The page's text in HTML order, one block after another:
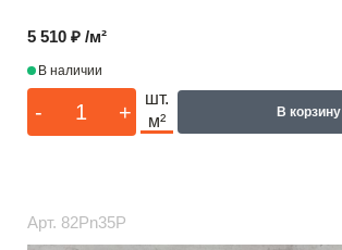
5 510 ₽ /м²
В наличии
- +
шт.
м²
В корзину
Арт. 82Pn35P